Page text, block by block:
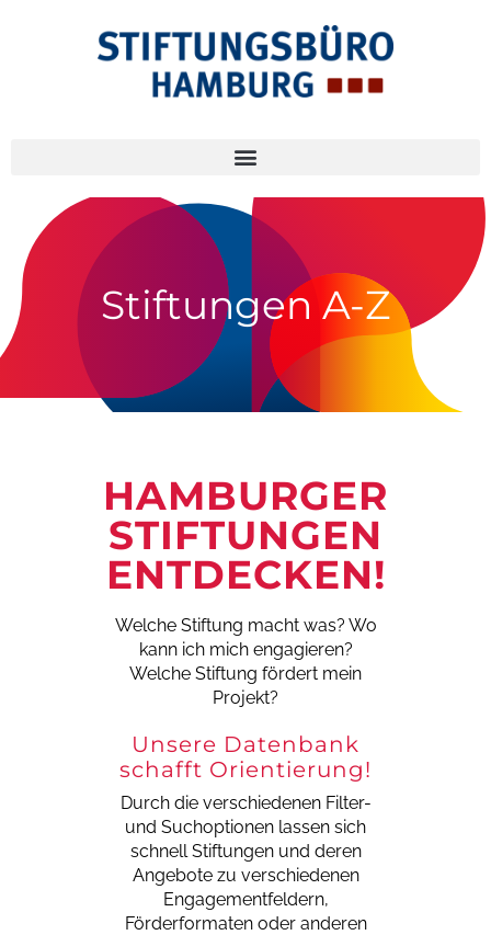
Stiftungen A-Z
HAMBURGER
STIFTUNGEN
ENTDECKEN!
Welche Stiftung macht was? Wo
kann ich mich engagieren?
Welche Stiftung fördert mein
Projekt?
Unsere Datenbank
schafft Orientierung!
Durch die verschiedenen Filter-
und Suchoptionen lassen sich
schnell Stiftungen und deren
Angebote zu verschiedenen
Engagementfeldern,
Förderformaten oder anderen